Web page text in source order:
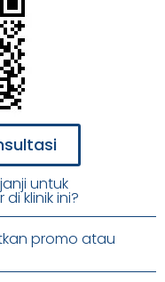
untuk
klinik ini?
promo atau